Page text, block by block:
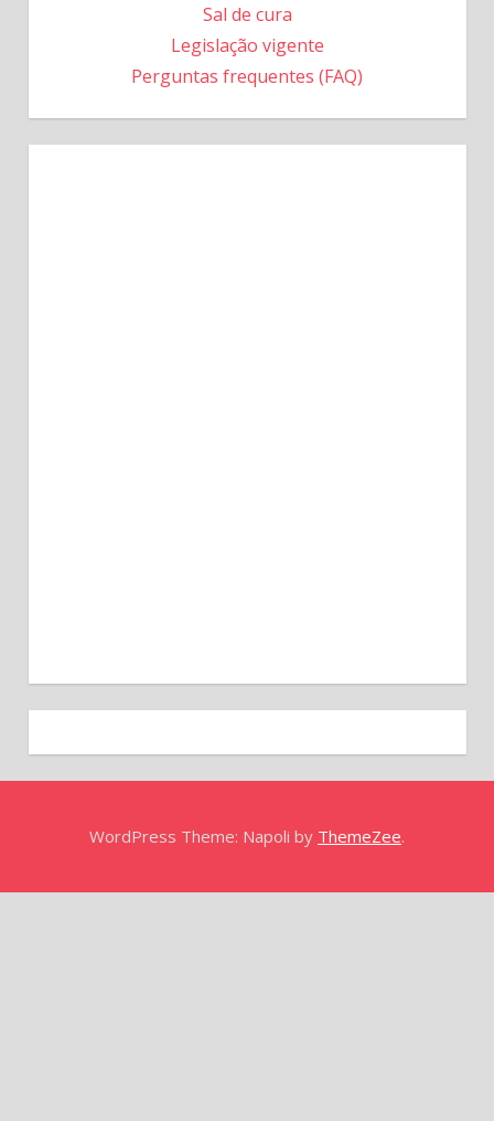
Sal de cura
Legislação vigente
Perguntas frequentes (FAQ)
WordPress Theme: Napoli by ThemeZee.